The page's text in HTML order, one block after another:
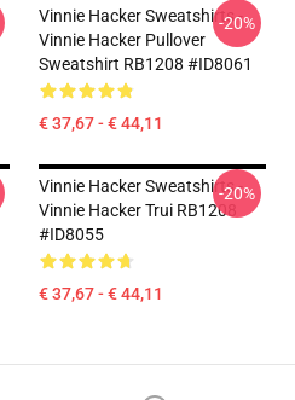
Vinnie Hacker Sweatshirts -
Vinnie Hacker Pullover
Sweatshirt RB1208 #ID8061
€ 37,67 - € 44,11
-20%
Vinnie Hacker Sweatshirts -
Vinnie Hacker Trui RB1208
#ID8055
€ 37,67 - € 44,11
-20%